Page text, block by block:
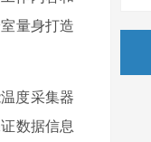
量身打造
度采集器
数据信息